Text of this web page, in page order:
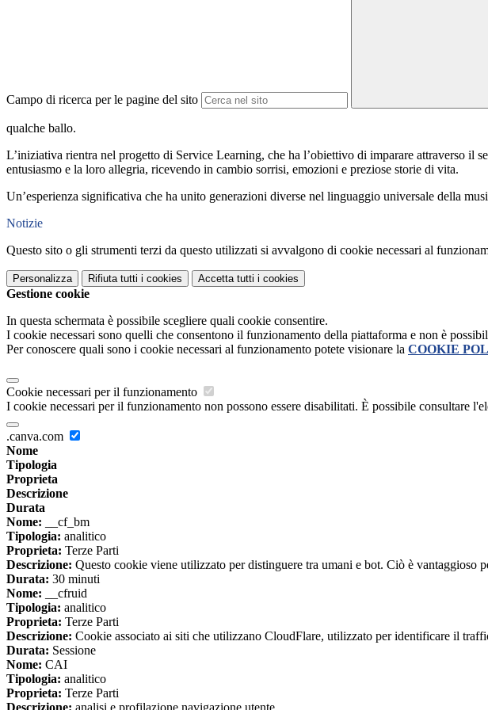
Campo di ricerca per le pagine del sito
qualche ballo.
L’iniziativa rientra nel progetto di Service Learning, che ha l’obiettivo di imparare attraverso
entusiasmo e la loro allegria, ricevendo in cambio sorrisi, emozioni e preziose storie di vita.
Un’esperienza significativa che ha unito generazioni diverse nel linguaggio universale della
Notizie
Questo sito o gli strumenti terzi da questo utilizzati si avvalgono di cookie necessari al
Personalizza Rifiuta tutti i cookies Accetta tutti i cookies
Gestione cookie
In questa schermata è possibile scegliere quali cookie consentire.
I cookie necessari sono quelli che consentono il funzionamento della piattaforma e non è
Per conoscere quali sono i cookie necessari al funzionamento potete visionare la COOKIE
Cookie necessari per il funzionamento
I cookie necessari per il funzionamento non possono essere disabilitati. È possibile consultare
.canva.com
Nome
Tipologia
Proprieta
Descrizione
Durata
Nome: __cf_bm
Tipologia: analitico
Proprieta: Terze Parti
Descrizione: Questo cookie viene utilizzato per distinguere tra umani e bot. Ciò è
Durata: 30 minuti
Nome: __cfruid
Tipologia: analitico
Proprieta: Terze Parti
Descrizione: Cookie associato ai siti che utilizzano CloudFlare, utilizzato per identificare il
Durata: Sessione
Nome: CAI
Tipologia: analitico
Proprieta: Terze Parti